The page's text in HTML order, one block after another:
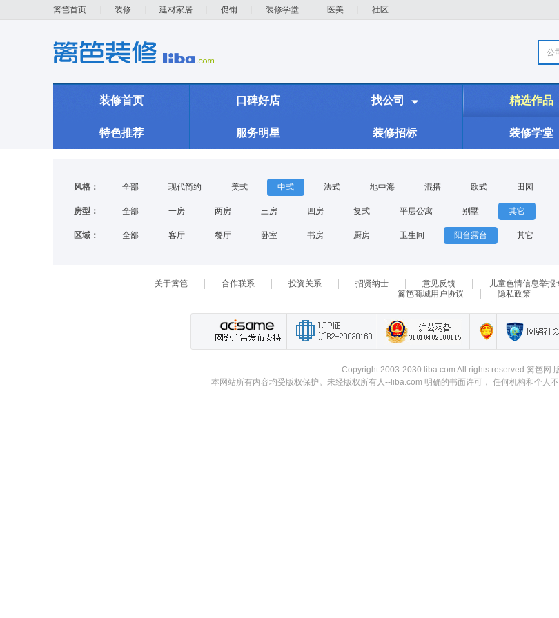
篱笆首页 装修 建材家居 促销 装修学堂 医美 社区
公
装修首页 口碑好店 找公司  精选作品
特色推荐 服务明星 装修招标 装修学堂
风格： 全部 现代简约 美式 中式 法式 地中海 混搭 欧式 田园
房型： 全部 一房 两房 三房 四房 复式 平层公寓 别墅 其它
区域： 全部 客厅 餐厅 卧室 书房 厨房 卫生间 阳台露台 其它
关于篱笆 合作联系 投资关系 招贤纳士 意见反馈 儿童色情信息举报
篱笆商城用户协议
隐私政策
Copyright 2003-2030 liba.com All rights reserved.篱笆网
本网站所有内容均受版权保护。未经版权所有人--liba.com 明确的书面许可， 任何机构和个人